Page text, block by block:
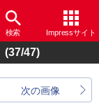
検索 Impressサイト
(37/47)
次の画像